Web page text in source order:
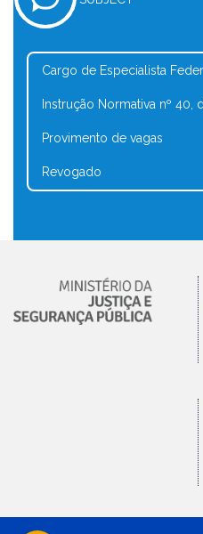
Cargo de Especialista
Instrução Normativa nº 40,
Provimento de vagas
Revogado